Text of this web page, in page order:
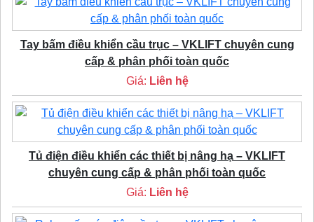
Tay bấm điều khiển cầu trục – VKLIFT chuyên cung
cấp & phân phối toàn quốc
Giá: Liên hệ
Tủ điện điều khiển các thiết bị nâng hạ – VKLIFT
chuyên cung cấp & phân phối toàn quốc
Giá: Liên hệ